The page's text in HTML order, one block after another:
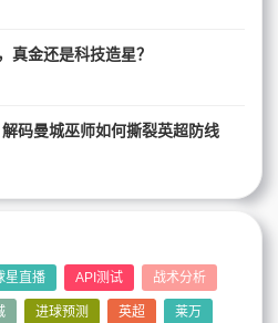
真金还是科技造星？
码曼城巫师如何撕裂英超防线
星直播 API测试 战术分析
进球预测 英超 莱万